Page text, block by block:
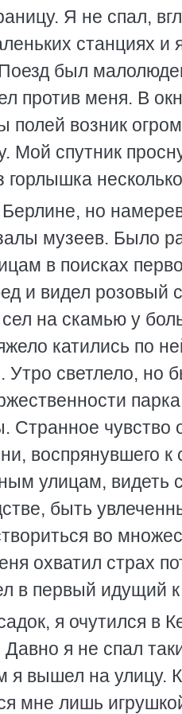
Я не спал,
станциях
был
против меня. В
полей возник
Мой спутник
Берлине, но
музеев. Было
в поисках
и видел розовый
на скамью у
катились по
светлело, но
чувство
воспрянувшего к
улицам, видеть
быть
во
охватил страх
в первый идущий к
я очутился в
я не спал
вышел на улицу.
мне лишь